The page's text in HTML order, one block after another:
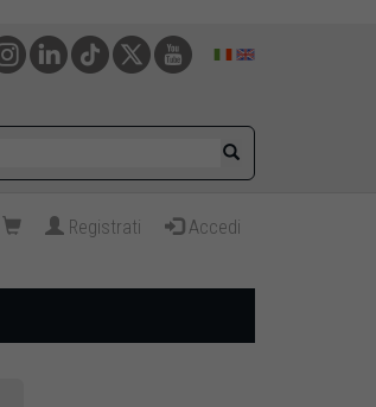
Registrati Accedi